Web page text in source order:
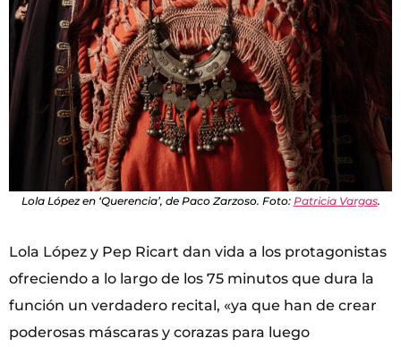
Lola López en ‘Querencia’, de Paco Zarzoso. Foto: Patricia Vargas.
Lola López y Pep Ricart dan vida a los protagonistas
ofreciendo a lo largo de los 75 minutos que dura la
función un verdadero recital, «ya que han de crear
poderosas máscaras y corazas para luego